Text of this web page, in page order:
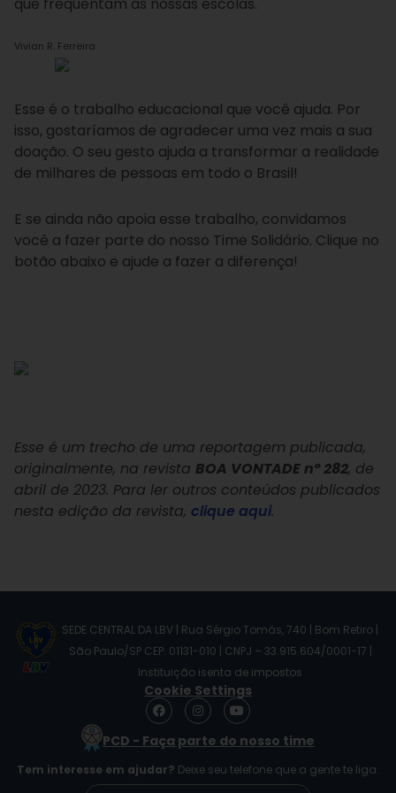
Vivian R. Ferreira
Esse é o trabalho educacional que você ajuda. Por
isso, gostaríamos de agradecer uma vez mais a sua
doação. O seu gesto ajuda a transformar a realidade
de milhares de pessoas em todo o Brasil!
E se ainda não apoia esse trabalho, convidamos
você a fazer parte do nosso Time Solidário. Clique no
botão abaixo e ajude a fazer a diferença!
Esse é um trecho de uma reportagem publicada,
originalmente, na revista BOA VONTADE nº 282, de
abril de 2023. Para ler outros conteúdos publicados
nesta edição da revista, clique aqui.
SEDE CENTRAL DA LBV | Rua Sérgio Tomás, 740 | Bom Retiro |
São Paulo/SP CEP: 01131-010 | CNPJ – 33.915.604/0001-17 |
Instituição isenta de impostos
Cookie Settings
F
a
e
o
o
I
n
s
t
g
r
Y
o
t
b
e
PCD - Faça parte do nosso time
Tem interesse em ajudar? Deixe seu telefone que a gente te liga.